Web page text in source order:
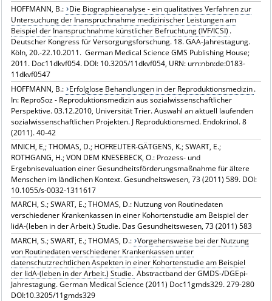
HOFFMANN, B.: Die Biographieanalyse - ein qualitatives Verfahren zur
Untersuchung der Inanspruchnahme medizinischer Leistungen am
Beispiel der Inanspruchnahme künstlicher Befruchtung (IVF/ICSI) .
Deutscher Kongress für Versorgungsforschung. 18. GAA-Jahrestagung.
Köln, 20.-22.10.2011. German Medical Science GMS Publishing House;
2011. Doc11dkvf054. DOI: 10.3205/11dkvf054, URN: urn:nbn:de:0183-
11dkvf0547
HOFFMANN, B.: Erfolglose Behandlungen in der Reproduktionsmedizin.
In: ReproSoz - Reproduktionsmedizin aus sozialwissenschaftlicher
Perspektive. 03.12.2010, Universität Trier. Auswahl an aktuell laufenden
sozialwissenschaftlichen Projekten. J Reproduktionsmed. Endokrinol. 8
(2011). 40-42
MNICH, E,; THOMAS, D.; HOFREUTER-GÄTGENS, K.; SWART, E.;
ROTHGANG, H.; VON DEM KNESEBECK, O.: Prozess- und
Ergebnisevaluation einer Gesundheitsförderungsmaßnahme für ältere
Menschen im ländlichen Kontext. Gesundheitswesen, 73 (2011) 589. DOI:
10.1055/s-0032-1311617
MARCH, S.; SWART, E.; THOMAS, D.: Nutzung von Routinedaten
verschiedener Krankenkassen in einer Kohortenstudie am Beispiel der
lidA-(leben in der Arbeit.) Studie. Das Gesundheitswesen, 73 (2011) 583
MARCH, S.; SWART, E.; THOMAS, D.: Vorgehensweise bei der Nutzung
von Routinedaten verschiedener Krankenkassen unter
datenschutzrechtlichen Aspekten in einer Kohortenstudie am Beispiel
der lidA-(leben in der Arbeit.) Studie. Abstractband der GMDS-/DGEpi-
Jahrestagung. German Medical Science (2011) Doc11gmds329. 279-280
DOI:10.3205/11gmds329